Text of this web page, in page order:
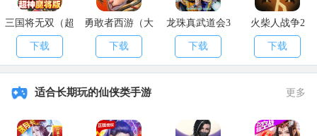
三国将无双（超
神魔将版）
下载
勇敢者西游（大
乱斗）
下载
龙珠真武道会3
下载
火柴人战争2
下载
适合长期玩的仙侠类手游 更多